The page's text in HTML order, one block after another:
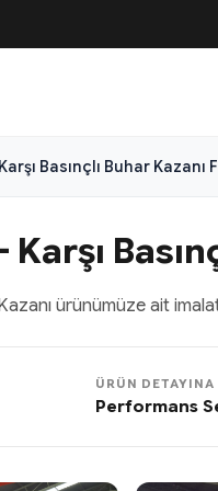
Basınçlı Buhar Kazanı
ürünümüze ait
ÜRÜN DETAYINA
Performans